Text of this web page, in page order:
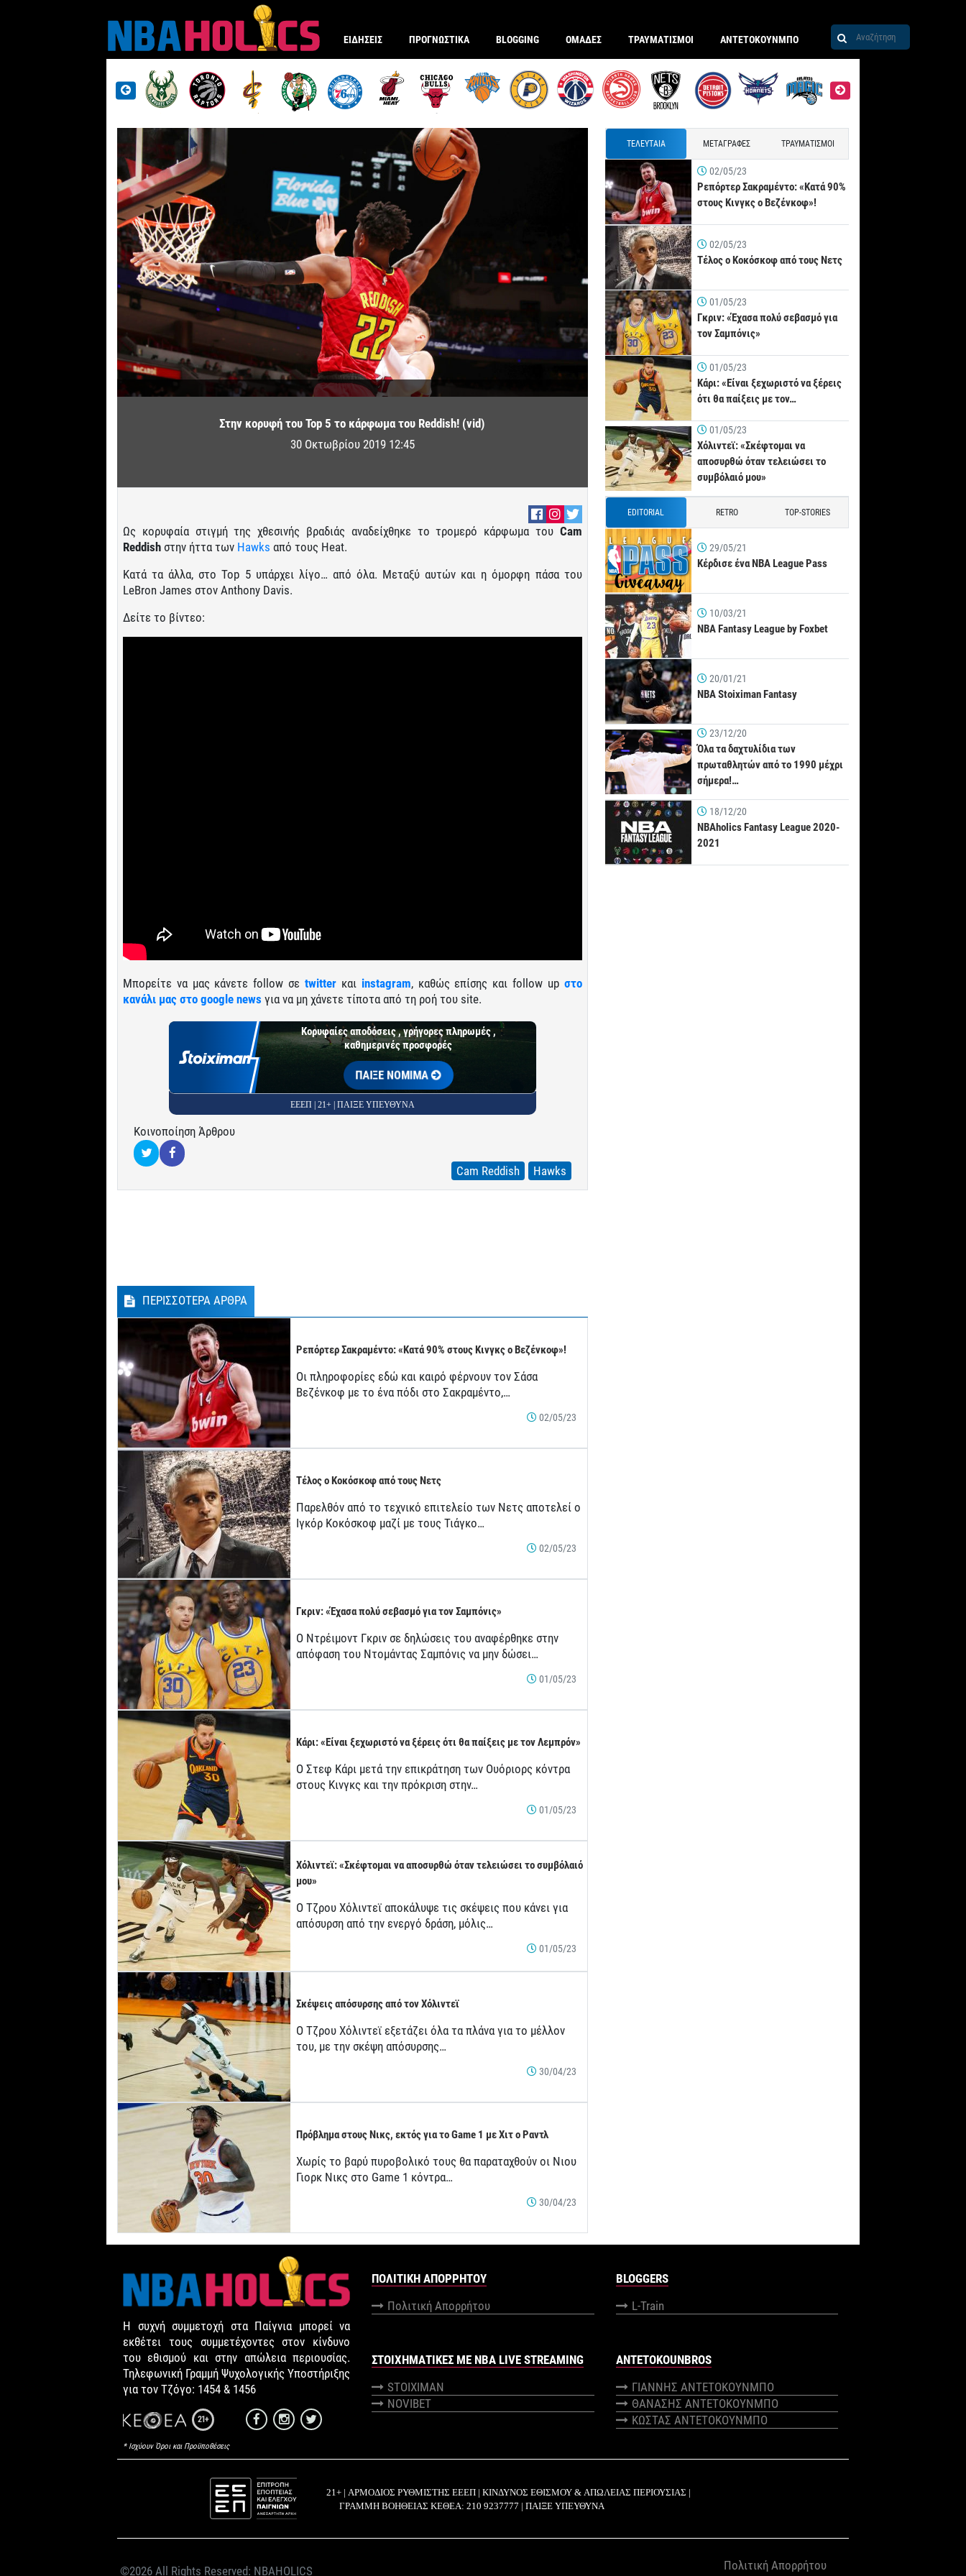
ΕΙΔΗΣΕΙΣ ΠΡΟΓΝΩΣΤΙΚΑ BLOGGING ΟΜΑΔΕΣ ΤΡΑΥΜΑΤΙΣΜΟΙ ΑΝΤΕΤΟΚΟΥΝΜΠΟ
Στην κορυφή του Top 5 το κάρφωμα του Reddish! (vid)
30 Οκτωβρίου 2019 12:45
Ως κορυφαία στιγμή της χθεσινής βραδιάς αναδείχθηκε το τρομερό κάρφωμα τουCam
Reddish στην ήττα των Hawks από τους Heat.
Κατά τα άλλα, στο Top 5 υπάρχει λίγο… από όλα. Μεταξύ αυτών και η όμορφη πάσα του
LeBron James στον Anthony Davis.
Δείτε το βίντεο:
Μπορείτε να μας κάνετε follow σε twitter και instagram, καθώς επίσης και follow up στο
κανάλι μας στο google news για να μη χάνετε τίποτα από τη ροή του site.
Κορυφαίες αποδόσεις , γρήγορες πληρωμές ,
καθημερινές προσφορές
ΠΑΙΞΕ ΝΟΜΙΜΑ
ΕΕΕΠ | 21+ | ΠΑΙΞΕ ΥΠΕΥΘΥΝΑ
Κοινοποίηση Άρθρου
Cam Reddish Hawks
ΠΕΡΙΣΣΟΤΕΡΑ ΑΡΘΡΑ
Ρεπόρτερ Σακραμέντο: «Κατά 90% στους Κινγκς ο Βεζένκοφ»!
Οι πληροφορίες εδώ και καιρό φέρνουν τον Σάσα
Βεζένκοφ με το ένα πόδι στο Σακραμέντο,…
02/05/23
Τέλος ο Κοκόσκοφ από τους Νετς
Παρελθόν από το τεχνικό επιτελείο των Νετς αποτελεί ο
Ιγκόρ Κοκόσκοφ μαζί με τους Τιάγκο…
02/05/23
Γκριν: «Έχασα πολύ σεβασμό για τον Σαμπόνις»
Ο Ντρέιμοντ Γκριν σε δηλώσεις του αναφέρθηκε στην
απόφαση του Ντομάντας Σαμπόνις να μην δώσει…
01/05/23
Κάρι: «Είναι ξεχωριστό να ξέρεις ότι θα παίξεις με τον Λεμπρόν»
Ο Στεφ Κάρι μετά την επικράτηση των Ουόριορς κόντρα
στους Κινγκς και την πρόκριση στην…
01/05/23
Χόλιντεϊ: «Σκέφτομαι να αποσυρθώ όταν τελειώσει το συμβόλαιό
μου»
Ο Τζρου Χόλιντεϊ αποκάλυψε τις σκέψεις που κάνει για
απόσυρση από την ενεργό δράση, μόλις…
01/05/23
Σκέψεις απόσυρσης από τον Χόλιντεϊ
Ο Τζρου Χόλιντεϊ εξετάζει όλα τα πλάνα για το μέλλον
του, με την σκέψη απόσυρσης…
30/04/23
Πρόβλημα στους Νικς, εκτός για το Game 1 με Χιτ ο Ραντλ
Χωρίς το βαρύ πυροβολικό τους θα παραταχθούν οι Νιου
Γιορκ Νικς στο Game 1 κόντρα…
30/04/23
ΤΕΛΕΥΤΑΙΑ ΜΕΤΑΓΡΑΦΕΣ ΤΡΑΥΜΑΤΙΣΜΟΙ
02/05/23
Ρεπόρτερ Σακραμέντο: «Κατά 90%
στους Κινγκς ο Βεζένκοφ»!
02/05/23
Τέλος ο Κοκόσκοφ από τους Νετς
01/05/23
Γκριν: «Έχασα πολύ σεβασμό για
τον Σαμπόνις»
01/05/23
Κάρι: «Είναι ξεχωριστό να ξέρεις
ότι θα παίξεις με τον…
01/05/23
Χόλιντεϊ: «Σκέφτομαι να
αποσυρθώ όταν τελειώσει το
συμβόλαιό μου»
EDITORIAL RETRO TOP-STORIES
29/05/21
Κέρδισε ένα NBA League Pass
10/03/21
NBA Fantasy League by Foxbet
20/01/21
NBA Stoiximan Fantasy
23/12/20
Όλα τα δαχτυλίδια των
πρωταθλητών από το 1990 μέχρι
σήμερα!…
18/12/20
NBAholics Fantasy League 2020-
2021
Η συχνή συμμετοχή στα Παίγνια μπορεί να
εκθέτει τους συμμετέχοντες στον κίνδυνο
του εθισμού και στην απώλεια περιουσίας.
Τηλεφωνική Γραμμή Ψυχολογικής Υποστήριξης
για τον Τζόγο: 1454 & 1456
21+
* Ισχύουν Όροι και Προϋποθέσεις
ΠΟΛΙΤΙΚΉ ΑΠΟΡΡΉΤΟΥ
Πολιτική Απορρήτου
BLOGGERS
L-Train
ΣΤΟΙΧΗΜΑΤΙΚΕΣ ΜΕ NBA LIVE STREAMING
STOIXIMAN
NOVIBET
ANTETOKOUNBROS
ΓΙΑΝΝΗΣ ΑΝΤΕΤΟΚΟΥΝΜΠΟ
ΘΑΝΑΣΗΣ ΑΝΤΕΤΟΚΟΥΝΜΠΟ
ΚΩΣΤΑΣ ΑΝΤΕΤΟΚΟΥΝΜΠΟ
©2026 All Rights Reserved: NBAHOLICS Πολιτική Απορρήτου